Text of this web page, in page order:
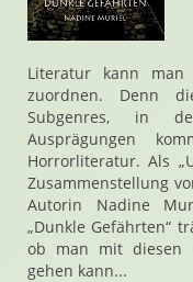
Literatur kann
zuordnen. Denn
Subgenres, in
Ausprägungen
Horrorliteratur. Als
Zusammenstellung
Autorin Nadine
„Dunkle Gefährten“
ob man mit diesen
gehen kann...